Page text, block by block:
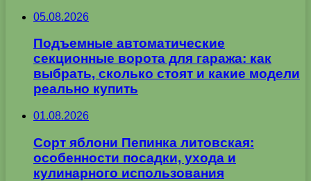
05.08.2026
Подъемные автоматические
секционные ворота для гаража: как
выбрать, сколько стоят и какие модели
реально купить
01.08.2026
Сорт яблони Пепинка литовская:
особенности посадки, ухода и
кулинарного использования